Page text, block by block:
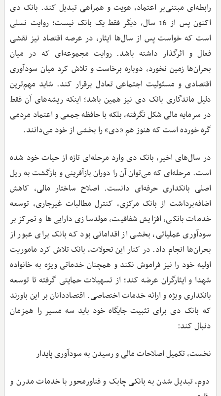
رابطه‌ای مبتنی‌بر اعتماد، هویت و همراهی تبدیل کند. بانک دی
اکنون پس از 16 سال، دیگر فقط یک بانک نیست؛ روایت نسلی
است که خواست پس از سال‌ها ایثار، در عرصه اقتصاد نیز نقشی
فعال و اثرگذار داشته باشد. روایت مجموعه‌ای که در میان
بحران‌ها زمین نخورد، دوباره برخاست و تلاش کرد میان سودآوری
اقتصادی و مسئولیت اجتماعی تعادل برقرار کند. شاید مهم‌ترین
دلیل ماندگاری بانک دی نیز همین باشد؛ اینکه ریشه‌های آن فقط
در سرمایه مالی شکل نگرفته، بلکه با حافظه جمعی و اعتماد مردمی
گره خورده است که هنوز هم «دی» را بخشی از خود می‌دانند.
در سال‌های اخیر، بانک دی وارد مرحله‌ای تازه از حیات خود شده
است. مرحله‌ای که می‌توان آن را دوران بازآفرینی و بازگشت به ریل
اصلی بانکداری حرفه‌ای دانست. اصلاح ساختار مالی، کاهش
اضافه‌برداشت از بانک مرکزی، کنترل مطالبات غیرجاری، توسعه
خدمات بانکی، افزایش شفافیت، مولدسازی دارایی‌ها و تمرکز بر
سودآوری عملیاتی، بخشی از اقداماتی بود که بانک برای عبور از
بحران‌ها انجام داد. در کنار این تحولات، بانک تلاش کرد ماموریت
اولیه خود را نیز فراموش نکند و همچنان خدماتی ویژه‌ به خانواده
شهدا و ایثارگران عرضه کند؛ از تسهیلات حمایتی گرفته تا توسعه
بانکداری ویژه و ارائه خدمات اختصاصی. اقتصاددانان بر این باورند
که بانک دی برای تثبیت جایگاه خود باید سه مسیر را همزمان
دنبال کند:
نخست، تکمیل اصلاحات مالی و رسیدن به سودآوری پایدار
دوم، تبدیل ‌شدن به بانکی چابک و فناورمحور با خدمات مدرن و